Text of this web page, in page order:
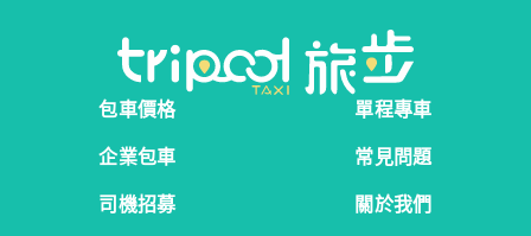
包車價格
單程專車
企業包車
常見問題
司機招募
關於我們